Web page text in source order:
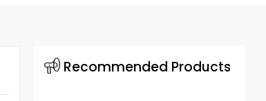
Recommended Products